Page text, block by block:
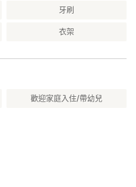
牙刷
衣架
歡迎家庭入住/帶幼兒